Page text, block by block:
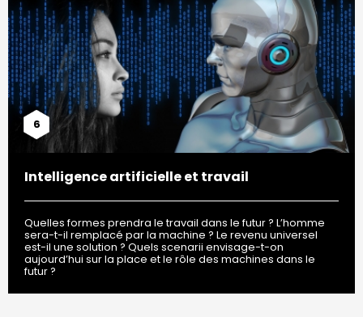
6
Intelligence artificielle et travail
Quelles formes prendra le travail dans le futur ? L’homme
sera-t-il remplacé par la machine ? Le revenu universel
est-il une solution ? Quels scenarii envisage-t-on
aujourd’hui sur la place et le rôle des machines dans le
futur ?